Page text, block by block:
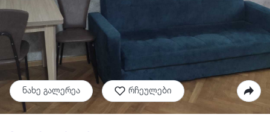
ნახე გალერეა რჩეულები